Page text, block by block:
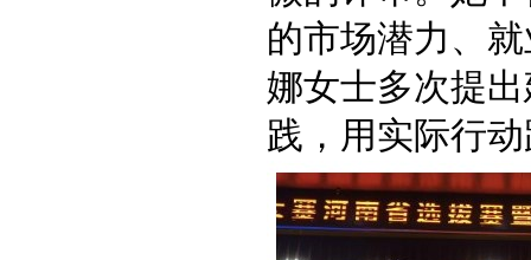
的市场潜力、
娜女士多次提
践，用实际行